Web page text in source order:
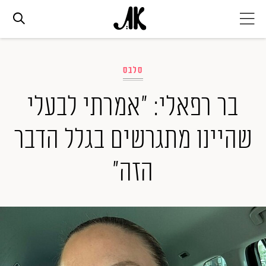
אופנה
ביוטי
סלבס
ערוצים נוספים
המגזין
סלבס
בר רפאלי: "אמרתי לבעלי
שהיינו מתגרשים בגלל הדבר
הזה"